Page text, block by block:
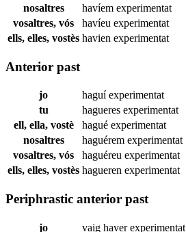
nosaltres
havíem experimentat
vosaltres, vós
havíeu experimentat
ells, elles, vostès havien experimentat
Anterior past
jo haguíexperimentat
tu
hagueres experimentat
ell, ella, vostè
hagué experimentat
nosaltres
haguérem experimentat
vosaltres, vós
haguéreu experimentat
ells, elles, vostès hagueren experimentat
Periphrastic anterior past
jo vaig haverexperimentat